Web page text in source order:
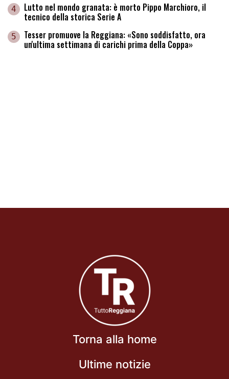
4 Lutto nel mondo granata: è morto Pippo Marchioro, il
tecnico della storica Serie A
5 Tesser promuove la Reggiana: «Sono soddisfatto, ora
un'ultima settimana di carichi prima della Coppa»
Torna alla home
Ultime notizie